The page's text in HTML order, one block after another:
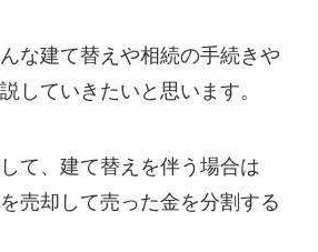
な建て替えや相続の手続きや
していきたいと思います。
て、建て替えを伴う場合は
売却して売った金を分割する